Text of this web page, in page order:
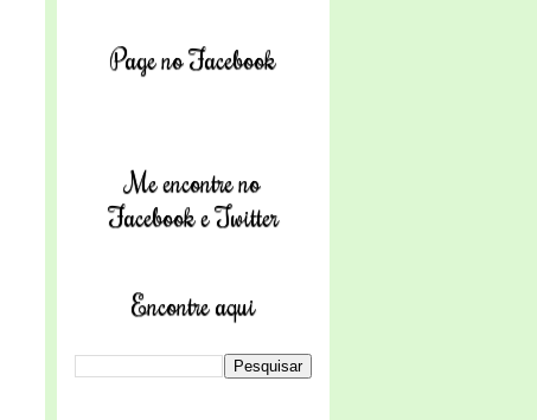
Page no Facebook
Me encontre no
Facebook e Twitter
Encontre aqui